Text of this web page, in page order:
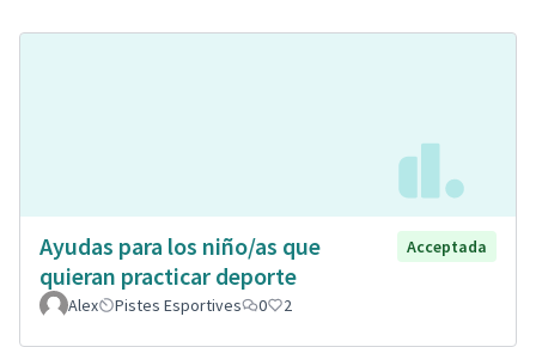
Ayudas para los niño/as que
quieran practicar deporte
Acceptada
Alex Pistes Esportives 0 2